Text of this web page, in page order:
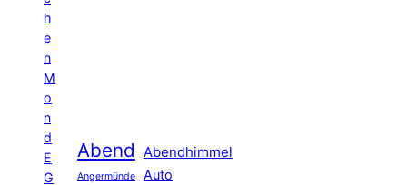
h
e
n
M
o
n
d
E
G
Abend Abendhimmel
Angermünde Auto